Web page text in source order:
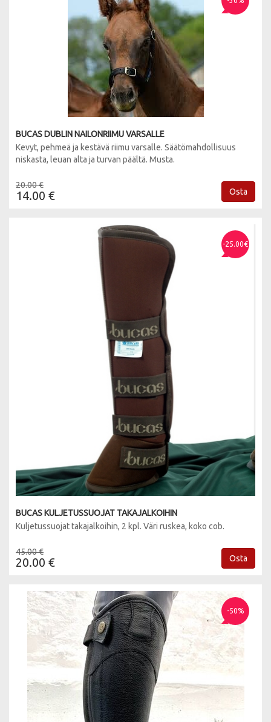
BUCAS DUBLIN NAILONRIIMU VARSALLE
Kevyt, pehmeä ja kestävä riimu varsalle. Säätömahdollisuus
niskasta, leuan alta ja turvan päältä. Musta.
20.00 €
14.00 € Osta
-25.00€
BUCAS KULJETUSSUOJAT TAKAJALKOIHIN
Kuljetussuojat takajalkoihin, 2 kpl. Väri ruskea, koko cob.
45.00 €
20.00 € Osta
-50%